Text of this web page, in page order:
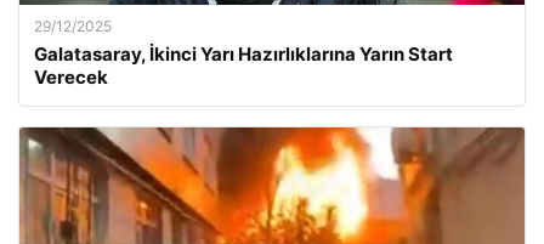
29/12/2025
Galatasaray, İkinci Yarı Hazırlıklarına Yarın Start
Verecek